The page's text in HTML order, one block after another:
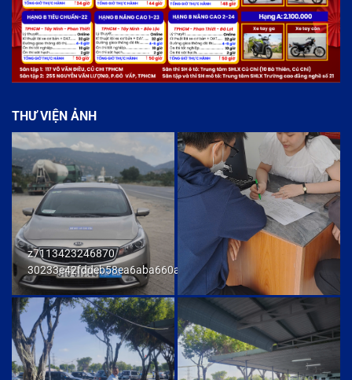
THƯ VIỆN ẢNH
z7113423246870
30233e42fddeb58ea6aba660ab436cb9